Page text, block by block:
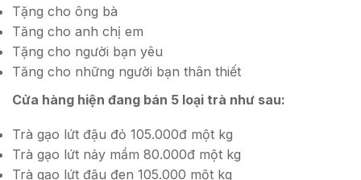
Tặng cho ông bà
Tăng cho anh chị em
Tặng cho người bạn yêu
Tăng cho những người bạn thân thiết
Cửa hàng hiện đang bán 5 loại trà như sau:
Trà gạo lứt đậu đỏ 105.000đ một kg
Trà gạo lứt nảy mầm 80.000đ một kg
Trà gạo lứt đậu đen 105.000 một kg